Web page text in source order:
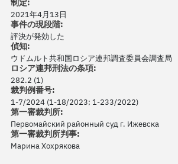
制定:
2021年4月13日
事件の現段階:
評決が発効した
偵知:
ウドムルト共和国ロシア連邦調査委員会調査局
ロシア連邦刑法の条項:
282.2 (1)
裁判例番号:
1-7/2024 (1-18/2023; 1-233/2022)
第一審裁判所:
Первомайский районный суд г. Ижевска
第一審裁判所判事:
Марина Хохрякова